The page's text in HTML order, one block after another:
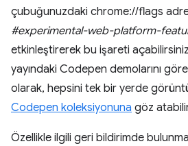
çubuğunuzdaki chrome://flags
#experimental-web-platform-
etkinleştirerek bu işareti
yayındaki Codepen demolarını
olarak, hepsini tek bir yerde
Codepen koleksiyonuna göz
Özellikle ilgili geri bildirimde